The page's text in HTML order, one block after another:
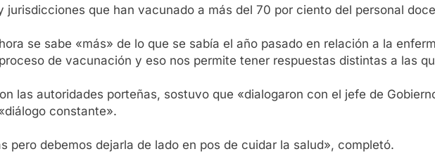
jurisdicciones que han vacunado a más del 70 por ciento del personal
se sabe «más» de lo que se sabía el año pasado en relación a la
de vacunación y eso nos permite tener respuestas distintas a las
las autoridades porteñas, sostuvo que «dialogaron con el jefe de
constante».
pero debemos dejarla de lado en pos de cuidar la salud», completó.